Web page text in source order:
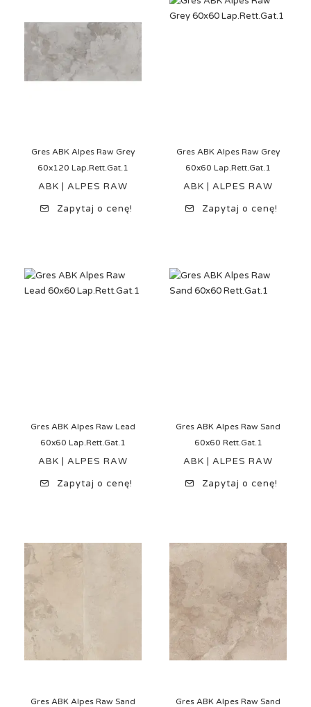
Gres ABK Alpes Raw Grey
60x120 Lap.Rett.Gat.1
ABK | ALPES RAW
Zapytaj o cenę!
Gres ABK Alpes Raw Grey
60x60 Lap.Rett.Gat.1
ABK | ALPES RAW
Zapytaj o cenę!
Gres ABK Alpes Raw Lead
60x60 Lap.Rett.Gat.1
ABK | ALPES RAW
Zapytaj o cenę!
Gres ABK Alpes Raw Sand
60x60 Rett.Gat.1
ABK | ALPES RAW
Zapytaj o cenę!
Gres ABK Alpes Raw Sand
Gres ABK Alpes Raw Sand